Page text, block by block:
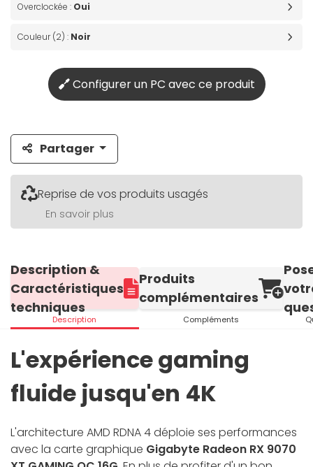
Overclockée : Oui
Couleur (2) : Noir
Configurer un PC avec ce produit
Partager
Reprise de vos produits usagés
En savoir plus
Description &
Caractéristiques
techniques
Description
Produits
complémentaires
Compléments
L'expérience gaming
fluide jusqu'en 4K
L'architecture AMD RDNA 4 déploie ses performances
avec la carte graphique Gigabyte Radeon RX 9070